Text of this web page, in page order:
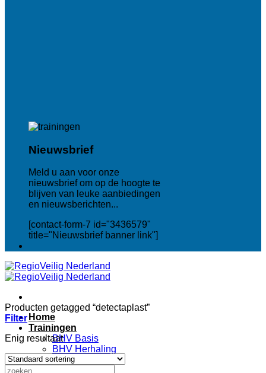
Nieuwsbrief
Meld u aan voor onze
nieuwsbrief om op de hoogte te
blijven van leuke aanbiedingen
en nieuwsberichten...
[contact-form-7 id="3436579"
title="Nieuwsbrief banner link"]
Home
Trainingen
BHV Basis
BHV Herhaling
EHBO
Producten getagged “detectaplast”
Filter
Enig resultaat
Zoeken